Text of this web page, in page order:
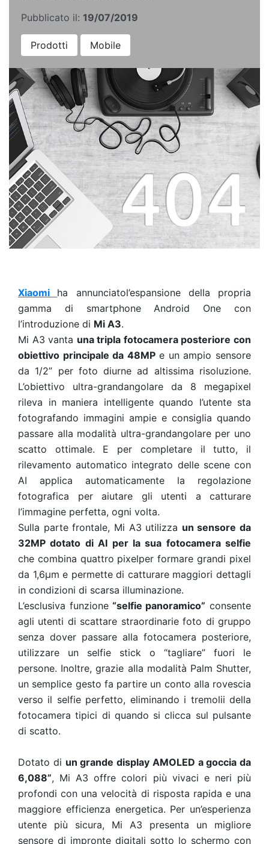
Pubblicato il: 19/07/2019
Prodotti Mobile
Xiaomi ha annunciatol’espansione della propria
gamma di smartphone Android One con
l’introduzione di Mi A3.
Mi A3 vanta una tripla fotocamera posteriore con
obiettivo principale da 48MPe un ampio sensore
da 1/2” per foto diurne ad altissima risoluzione.
L’obiettivo ultra-grandangolare da 8 megapixel
rileva in maniera intelligente quando l’utente sta
fotografando immagini ampie e consiglia quando
passare alla modalità ultra-grandangolare per uno
scatto ottimale. E per completare il tutto, il
rilevamento automatico integrato delle scene con
AI applica automaticamente la regolazione
fotografica per aiutare gli utenti a catturare
l’immagine perfetta, ogni volta.
Sulla parte frontale, Mi A3 utilizza un sensore da
32MP dotato di AI per la sua fotocamera selfie
che combina quattro pixelper formare grandi pixel
da 1,6μm e permette di catturare maggiori dettagli
in condizioni di scarsa illuminazione.
L’esclusiva funzione“selfie panoramico” consente
agli utenti di scattare straordinarie foto di gruppo
senza dover passare alla fotocamera posteriore,
utilizzare un selfie stick o “tagliare” fuori le
persone. Inoltre, grazie alla modalità Palm Shutter,
un semplice gesto fa partire un conto alla rovescia
verso il selfie perfetto, eliminando i tremolii della
fotocamera tipici di quando si clicca sul pulsante
di scatto.
Dotato di un grande display AMOLED a goccia da
6,088”, Mi A3 offre colori più vivaci e neri più
profondi con una velocità di risposta rapida e una
maggiore efficienza energetica. Per un’esperienza
utente più sicura, Mi A3 presenta un migliore
sensore di impronte digitali sotto lo schermo con